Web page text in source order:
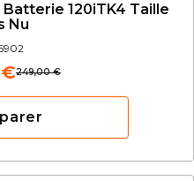
120iTK4 Taille
Nu
249,00 €
€